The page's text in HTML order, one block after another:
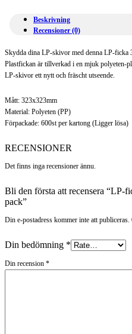
Beskrivning
Recensioner (0)
Skydda dina LP-skivor med denna LP-ficka
Plastfickan är tillverkad i en mjuk polyeten-
LP-skivor ett nytt och fräscht utseende.
Mått: 323x323mm
Material: Polyeten (PP)
Förpackade: 600st per kartong (Ligger lösa)
RECENSIONER
Det finns inga recensioner ännu.
Bli den första att recensera “LP-
pack”
Din e-postadress kommer inte att
Din bedömning *
Din recension *